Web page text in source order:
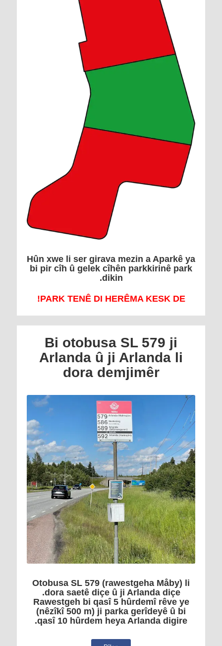
Hûn xwe li ser girava mezin a Aparkê ya
bi pir cîh û gelek cîhên parkkirinê park
dikin.
PARK TENÊ DI HERÊMA KESK DE!
Bi otobusa SL 579 ji
Arlanda û ji Arlanda li
dora demjimêr
Otobusa SL 579 (rawestgeha Måby) li
dora saetê diçe û ji Arlanda diçe.
Rawestgeh bi qasî 5 hûrdemî rêve ye
(nêzîkî 500 m) ji parka gerîdeyê û bi
qasî 10 hûrdem heya Arlanda digire.